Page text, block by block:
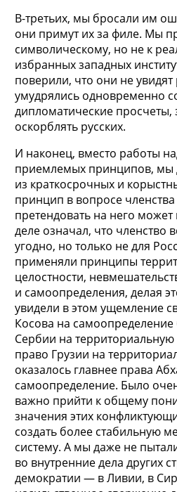
В-третьих, мы бросали им
они примут их за филе. Мы
символическому, но не к
избранных западных
поверили, что они не
умудрялись одновременно
дипломатические просчеты,
оскорблять русских.
И наконец, вместо работы
приемлемых принципов, мы
из краткосрочных и
принцип в вопросе
претендовать на него
деле означал, что членство
угодно, но только не для
применяли принципы
целостности,
и самоопределения, делая
увидели в этом ущемление
Косова на
Сербии на территориальную
право Грузии на
оказалось главнее права
самоопределение. Было
важно прийти к общему
значения этих
создать более стабильную
систему. А мы даже не
во внутренние дела других
демократии — в Ливии, в